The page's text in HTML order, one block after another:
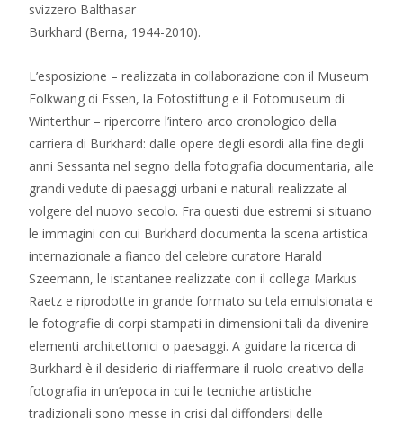
svizzero Balthasar
Burkhard (Berna, 1944-2010).
L’esposizione – realizzata in collaborazione con il Museum
Folkwang di Essen, la Fotostiftung e il Fotomuseum di
Winterthur – ripercorre l’intero arco cronologico della
carriera di Burkhard: dalle opere degli esordi alla fine degli
anni Sessanta nel segno della fotografia documentaria, alle
grandi vedute di paesaggi urbani e naturali realizzate al
volgere del nuovo secolo. Fra questi due estremi si situano
le immagini con cui Burkhard documenta la scena artistica
internazionale a fianco del celebre curatore Harald
Szeemann, le istantanee realizzate con il collega Markus
Raetz e riprodotte in grande formato su tela emulsionata e
le fotografie di corpi stampati in dimensioni tali da divenire
elementi architettonici o paesaggi. A guidare la ricerca di
Burkhard è il desiderio di riaffermare il ruolo creativo della
fotografia in un’epoca in cui le tecniche artistiche
tradizionali sono messe in crisi dal diffondersi delle